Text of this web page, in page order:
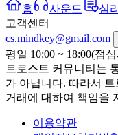
홈 사운드 심
고객센터
cs.mindkey@gmail.com
평일 10:00 ~ 18:00(점
트로스트 커뮤니티는
가 아닙니다. 따라서
거래에 대하여 책임을
이용약관